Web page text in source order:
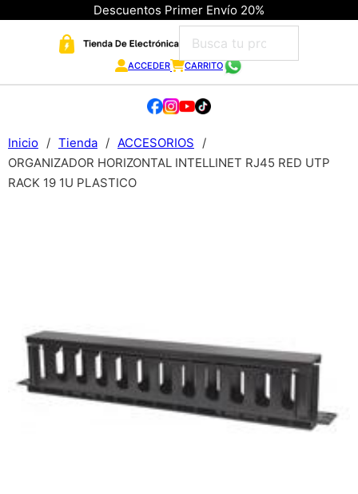
Descuentos Primer Envío 20%
ACCEDER CARRITO
Inicio / Tienda / ACCESORIOS
/
ORGANIZADOR HORIZONTAL INTELLINET RJ45 RED UTP
RACK 19 1U PLASTICO